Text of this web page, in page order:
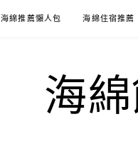
海綿推薦懶人包 海綿住宿推薦
海